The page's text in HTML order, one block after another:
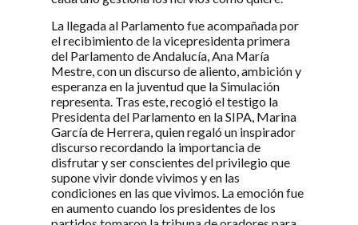
La llegada al Parlamento fue acompañada por
el recibimiento de la vicepresidenta primera
del Parlamento de Andalucía, Ana María
Mestre, con un discurso de aliento, ambición y
esperanza en la juventud que la Simulación
representa. Tras este, recogió el testigo la
Presidenta del Parlamento en la SIPA, Marina
García de Herrera, quien regaló un inspirador
discurso recordando la importancia de
disfrutar y ser conscientes del privilegio que
supone vivir donde vivimos y en las
condiciones en las que vivimos. La emoción fue
en aumento cuando los presidentes de los